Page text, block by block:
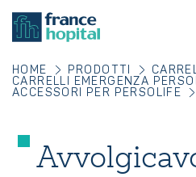
HOME PRODOTTI
CARRELLI EMERGENZA
ACCESSORI PER PERSOLIFE